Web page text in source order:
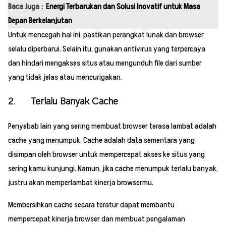
Baca Juga : Energi Terbarukan dan Solusi Inovatif untuk Masa
Depan Berkelanjutan
Untuk mencegah hal ini, pastikan perangkat lunak dan browser
selalu diperbarui. Selain itu, gunakan antivirus yang terpercaya
dan hindari mengakses situs atau mengunduh file dari sumber
yang tidak jelas atau mencurigakan.
2. Terlalu Banyak Cache
Penyebab lain yang sering membuat browser terasa lambat adalah
cache yang menumpuk. Cache adalah data sementara yang
disimpan oleh browser untuk mempercepat akses ke situs yang
sering kamu kunjungi. Namun, jika cache menumpuk terlalu banyak,
justru akan memperlambat kinerja browsermu.
Membersihkan cache secara teratur dapat membantu
mempercepat kinerja browser dan membuat pengalaman